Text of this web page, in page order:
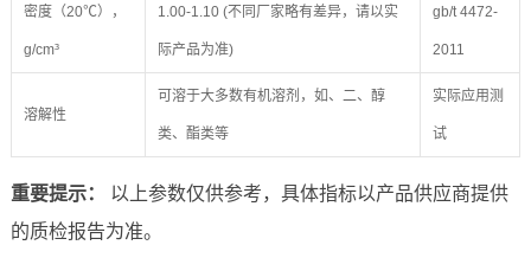
密度（20℃），
g/cm³
1.00-1.10 (不同厂家略有差异，请以实
际产品为准)
gb/t 4472-
2011
溶解性
可溶于大多数有机溶剂，如、二、醇
类、酯类等
实际应用测
试
重要提示：
以上参数仅供参考，具体指标以产品供应商提供
的质检报告为准。